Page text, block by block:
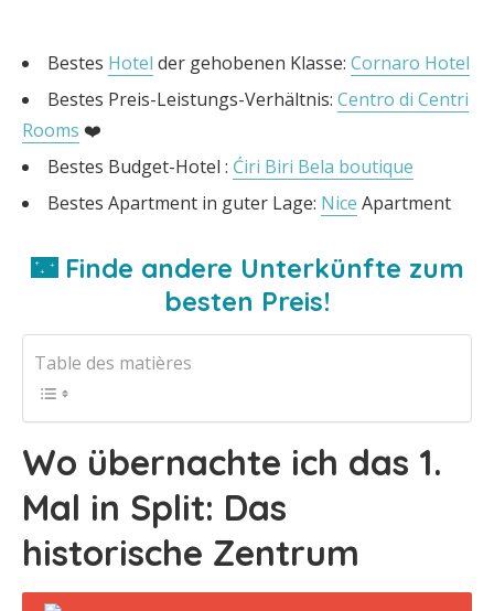
Bestes Hotel der gehobenen Klasse: Cornaro Hotel
Bestes Preis-Leistungs-Verhältnis: Centro di Centri
Rooms ❤️
Bestes Budget-Hotel : Ćiri Biri Bela boutique
Bestes Apartment in guter Lage: Nice Apartment
🌃 Finde andere Unterkünfte zum
besten Preis!
Table des matières
Wo übernachte ich das 1.
Mal in Split: Das
historische Zentrum